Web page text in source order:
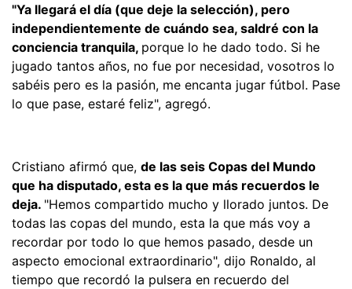
"Ya llegará el día (que deje la selección), pero
independientemente de cuándo sea, saldré con la
conciencia tranquila, porque lo he dado todo. Si he
jugado tantos años, no fue por necesidad, vosotros lo
sabéis pero es la pasión, me encanta jugar fútbol. Pase
lo que pase, estaré feliz", agregó.
Cristiano afirmó que, de las seis Copas del Mundo
que ha disputado, esta es la que más recuerdos le
deja. "Hemos compartido mucho y llorado juntos. De
todas las copas del mundo, esta la que más voy a
recordar por todo lo que hemos pasado, desde un
aspecto emocional extraordinario", dijo Ronaldo, al
tiempo que recordó la pulsera en recuerdo del